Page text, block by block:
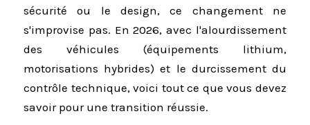
sécurité ou le design, ce changement ne
s'improvise pas. En 2026, avec l'alourdissement
des véhicules (équipements lithium,
motorisations hybrides) et le durcissement du
contrôle technique, voici tout ce que vous devez
savoir pour une transition réussie.